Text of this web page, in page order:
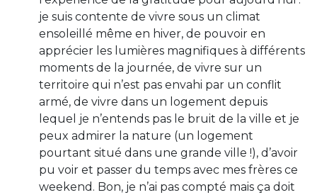
je suis contente de vivre sous un climat
ensoleillé même en hiver, de pouvoir en
apprécier les lumières magnifiques à différents
moments de la journée, de vivre sur un
territoire qui n’est pas envahi par un conflit
armé, de vivre dans un logement depuis
lequel je n’entends pas le bruit de la ville et je
peux admirer la nature (un logement
pourtant situé dans une grande ville !), d’avoir
pu voir et passer du temps avec mes frères ce
weekend. Bon, je n’ai pas compté mais ça doit